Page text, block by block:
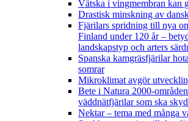
Vätska i vingmembran kan
Drastisk minskning av
Fjärilars spridning till nya
Finland under 120 år–
landskapstyp och arters
Spanska kamgräsfjärilar
somrar
Mikroklimat avgör
Bete i Natura 2000-
väddnätfjärilar som ska
Nektar – tema med många